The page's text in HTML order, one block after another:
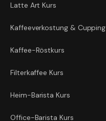
Latte Art Kurs
Kaffeeverkostung & Cupping
Kaffee-Röstkurs
Filterkaffee Kurs
Heim-Barista Kurs
Office-Barista Kurs